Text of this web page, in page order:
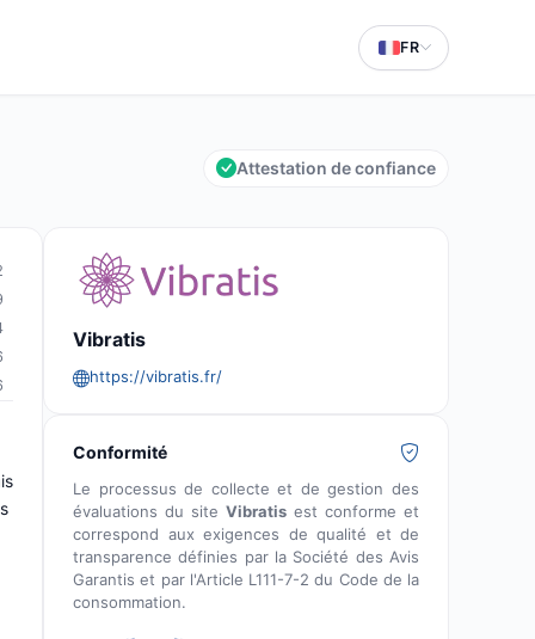
FR
Attestation de confiance
Vibratis
https://vibratis.fr/
Conformité
Le processus de collecte et de gestion des
évaluations du site Vibratis est conforme et
correspond aux exigences de qualité et de
transparence définies par la Société des Avis
Garantis et par l'Article L111-7-2 du Code de la
consommation.